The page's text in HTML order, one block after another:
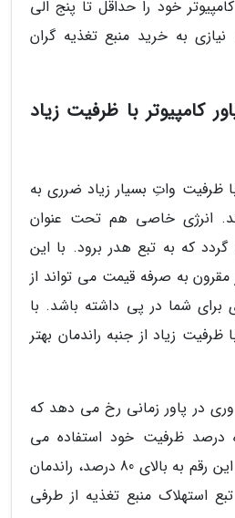
خود را حداقل تا پنج الی
به خرید منبع تغذیه گران
کامپیوتر با ظرفیت زیاد
ظرفیت واتِ بسیار زیاد ضرری به
انرژی خاصی هم تحت عنوان
گردد که به تبع هدر برود. با این
مقرون به صرفه قیمت می تواند از
شما در پی داشته باشد. با
ظرفیت زیاد از جنبه راندمان بهتر
وری در پاور زمانی رخ می دهد که
درصد ظرفیت خود استفاده می
نماید. در صورت افزایش این رقم به بالای 80 درصد، راندمان
استهلاک منبع تغذیه از طرفی